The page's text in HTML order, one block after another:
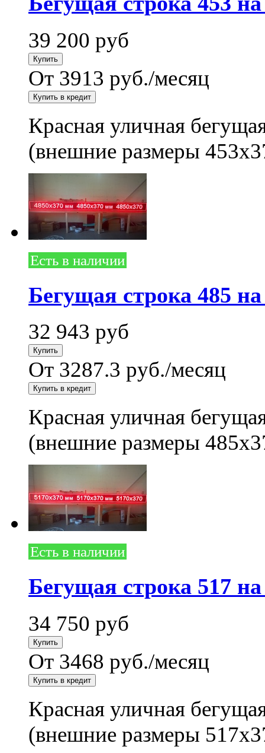
39 200 руб
От 3913 руб./месяц
Красная уличная
(внешние размеры
Есть в наличии
Бегущая строка 485
32 943 руб
От 3287.3 руб./месяц
Красная уличная
(внешние размеры
Есть в наличии
Бегущая строка 517
34 750 руб
От 3468 руб./месяц
Красная уличная
(внешние размеры